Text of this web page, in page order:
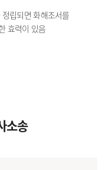
립되면 화해조서를
효력이 있음
소송